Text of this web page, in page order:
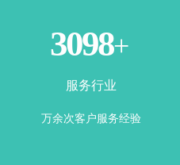
3500+
服务行业
万余次客户服务经验